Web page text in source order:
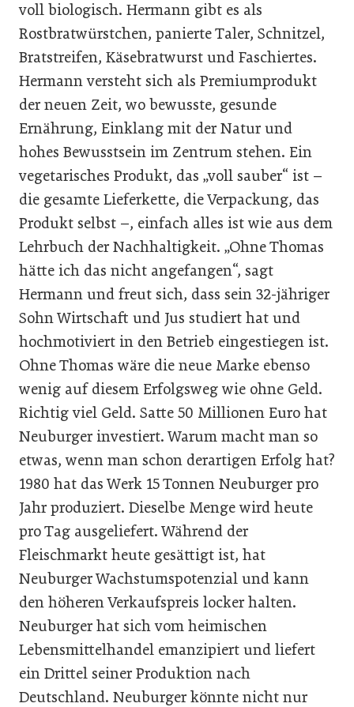
voll biologisch. Hermann gibt es als
Rostbratwürstchen, panierte Taler, Schnitzel,
Bratstreifen, Käsebratwurst und Faschiertes.
Hermann versteht sich als Premiumprodukt
der neuen Zeit, wo bewusste, gesunde
Ernährung, Einklang mit der Natur und
hohes Bewusstsein im Zentrum stehen. Ein
vegetarisches Produkt, das „voll sauber“ ist –
die gesamte Lieferkette, die Verpackung, das
Produkt selbst –, einfach alles ist wie aus dem
Lehrbuch der Nachhaltigkeit. „Ohne Thomas
hätte ich das nicht angefangen“, sagt
Hermann und freut sich, dass sein 32-jähriger
Sohn Wirtschaft und Jus studiert hat und
hochmotiviert in den Betrieb eingestiegen ist.
Ohne Thomas wäre die neue Marke ebenso
wenig auf diesem Erfolgsweg wie ohne Geld.
Richtig viel Geld. Satte 50 Millionen Euro hat
Neuburger investiert. Warum macht man so
etwas, wenn man schon derartigen Erfolg hat?
1980 hat das Werk 15 Tonnen Neuburger pro
Jahr produziert. Dieselbe Menge wird heute
pro Tag ausgeliefert. Während der
Fleischmarkt heute gesättigt ist, hat
Neuburger Wachstumspotenzial und kann
den höheren Verkaufspreis locker halten.
Neuburger hat sich vom heimischen
Lebensmittelhandel emanzipiert und liefert
ein Drittel seiner Produktion nach
Deutschland. Neuburger könnte nicht nur